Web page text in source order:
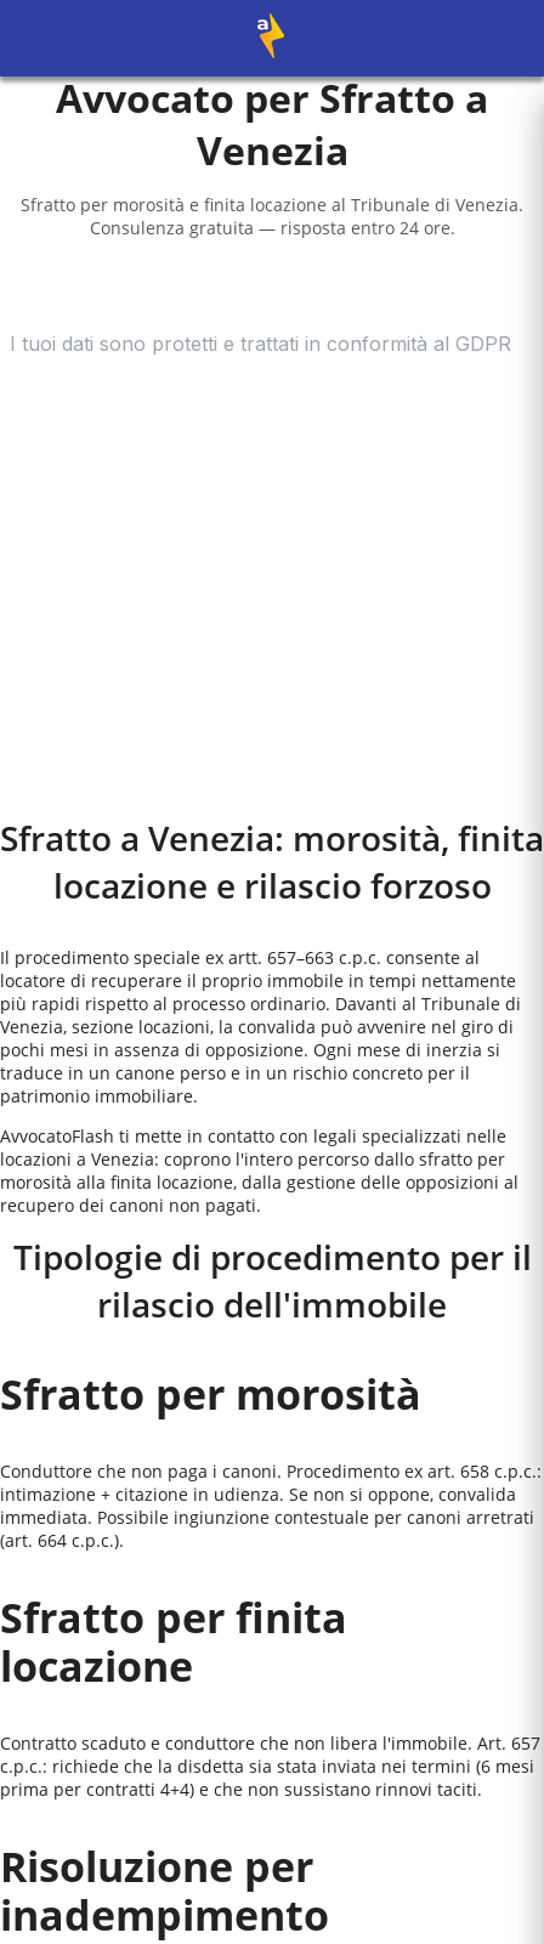
Avvocato per Sfratto a
Venezia
Sfratto per morosità e finita locazione al Tribunale di Venezia.
Consulenza gratuita — risposta entro 24 ore.
Sfratto a Venezia: morosità, finita
locazione e rilascio forzoso
Il procedimento speciale ex artt. 657–663 c.p.c. consente al
locatore di recuperare il proprio immobile in tempi nettamente
più rapidi rispetto al processo ordinario. Davanti al Tribunale di
Venezia, sezione locazioni, la convalida può avvenire nel giro di
pochi mesi in assenza di opposizione. Ogni mese di inerzia si
traduce in un canone perso e in un rischio concreto per il
patrimonio immobiliare.
AvvocatoFlash ti mette in contatto con legali specializzati nelle
locazioni a Venezia: coprono l'intero percorso dallo sfratto per
morosità alla finita locazione, dalla gestione delle opposizioni al
recupero dei canoni non pagati.
Tipologie di procedimento per il
rilascio dell'immobile
Sfratto per morosità
Conduttore che non paga i canoni. Procedimento ex art. 658 c.p.c.:
intimazione + citazione in udienza. Se non si oppone, convalida
immediata. Possibile ingiunzione contestuale per canoni arretrati
(art. 664 c.p.c.).
Sfratto per finita
locazione
Contratto scaduto e conduttore che non libera l'immobile. Art. 657
c.p.c.: richiede che la disdetta sia stata inviata nei termini (6 mesi
prima per contratti 4+4) e che non sussistano rinnovi taciti.
Risoluzione per
inadempimento